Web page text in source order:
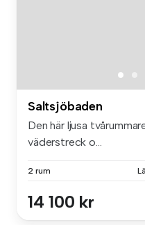
Saltsjöbaden
Den här ljusa
väderstreck o...
2 rum
14 100 kr